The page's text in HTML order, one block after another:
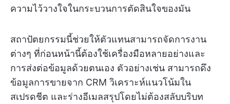
ความไว้วางใจในกระบวนการตัดสินใจของมัน
สถาปัตยกรรมนี้ช่วยให้ตัวแทนสามารถจัดการงาน
ต่างๆ ที่ก่อนหน้านี้ต้องใช้เครื่องมือหลายอย่างและ
การส่งต่อข้อมูลด้วยตนเอง ตัวอย่างเช่น สามารถดึง
ข้อมูลการขายจาก CRM วิเคราะห์แนวโน้มใน
สเปรดชีต และร่างอีเมลสรุปโดยไม่ต้องสลับบริบท